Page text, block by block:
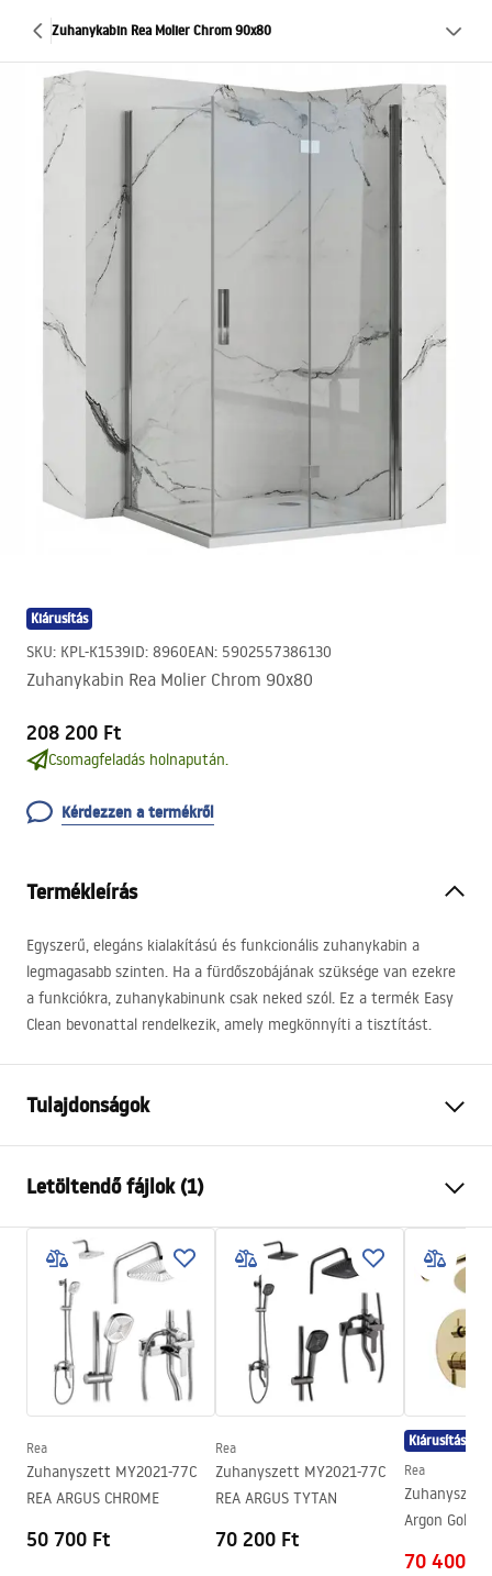
Zuhanykabin Rea Molier Chrom 90x80
Kiárusítás
SKU: KPL-K1539ID: 8960EAN: 5902557386130
Zuhanykabin Rea Molier Chrom 90x80
208 200 Ft
Csomagfeladás holnapután.
Kérdezzen a termékről
Termékleírás
Egyszerű, elegáns kialakítású és funkcionális zuhanykabin a
legmagasabb szinten. Ha a fürdőszobájának szüksége van ezekre
a funkciókra, zuhanykabinunk csak neked szól. Ez a termék Easy
Clean bevonattal rendelkezik, amely megkönnyíti a tisztítást.
Tulajdonságok
Szín
Kabin típusa
Sarok
Az üveg színe
Átlátszó 6mm
A nyitás módja
Összecsukható
Összeszerelés
A zuhanytálcán vagy a padlón
Magasság
1900mm
A kabin iránya
Univerzális
Garancia
Easy Clean bevonat
Igen, az üveg egyik oldalán
Letöltendő fájlok (1)
shower manual
shower manual.pdf
Rea
Zuhanyszett MY2021-77C
REA ARGUS CHROME
50 700 Ft
Rea
Zuhanyszett MY2021-77C
REA ARGUS TYTAN
70 200 Ft
Kiárusítás
Rea
Argon Gold +
70 400 Ft